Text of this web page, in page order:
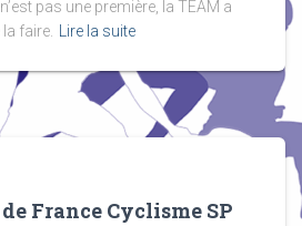
pas une première, la TEAM a
faire. Lire la suite
France Cyclisme SP